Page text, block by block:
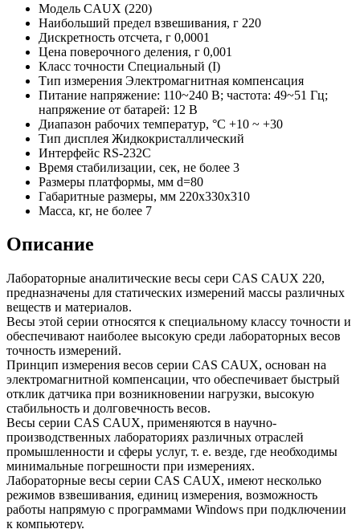
Модель CAUX (220)
Наибольший предел взвешивания, г 220
Дискретность отсчета, г 0,0001
Цена поверочного деления, г 0,001
Класс точности Специальный (I)
Тип измерения Электромагнитная компенсация
Питание напряжение: 110~240 В; частота: 49~51 Гц;
напряжение от батарей: 12 В
Диапазон рабочих температур, °C +10 ~ +30
Тип дисплея Жидкокристаллический
Интерфейс RS-232C
Время стабилизации, сек, не более 3
Размеры платформы, мм d=80
Габаритные размеры, мм 220x330x310
Масса, кг, не более 7
Описание
Лабораторные аналитические весы сери CAS CAUX 220,
предназначены для статических измерений массы различных
веществ и материалов.
Весы этой серии относятся к специальному классу точности и
обеспечивают наиболее высокую среди лабораторных весов
точность измерений.
Принцип измерения весов серии CAS CAUX, основан на
электромагнитной компенсации, что обеспечивает быстрый
отклик датчика при возникновении нагрузки, высокую
стабильность и долговечность весов.
Весы серии CAS CAUX, применяются в научно-
производственных лабораториях различных отраслей
промышленности и сферы услуг, т. е. везде, где необходимы
минимальные погрешности при измерениях.
Лабораторные весы серии CAS CAUX, имеют несколько
режимов взвешивания, единиц измерения, возможность
работы напрямую с программами Windows при подключении
к компьютеру.